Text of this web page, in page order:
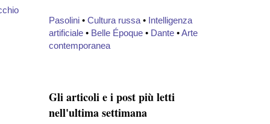
Pasolini • Cultura russa • Intelligenza
artificiale • Belle Époque • Dante •Arte
contemporanea
Gli articoli e i post più letti
nell'ultima settimana